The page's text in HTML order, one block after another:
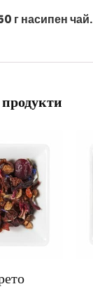
г насипен чай.